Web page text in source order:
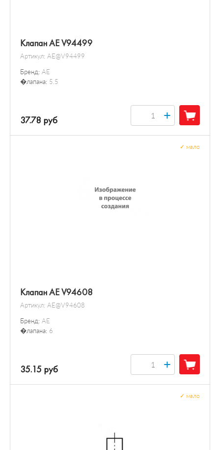
Клапан AE V94499
Артикул: AE@V94499
Бренд: AE
�лапана: 5.5
37.78 руб +
Клапан AE V94608
Артикул: AE@V94608
Бренд: AE
�лапана: 6
мало
35.15 руб +
мало